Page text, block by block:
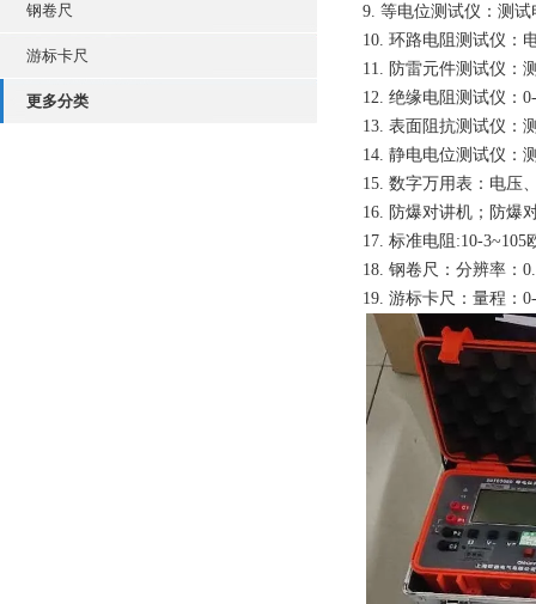
钢卷尺
游标卡尺
更多分类
9. 等电位测试仪：测
10. 环路电阻测试仪：
11. 防雷元件测试仪：
12. 绝缘电阻测试仪：
13. 表面阻抗测试仪：
14. 静电电位测试仪：
15. 数字万用表：电压
16. 防爆对讲机；防爆
17. 标准电阻:10-
18. 钢卷尺：分辨率：
19. 游标卡尺：量程：